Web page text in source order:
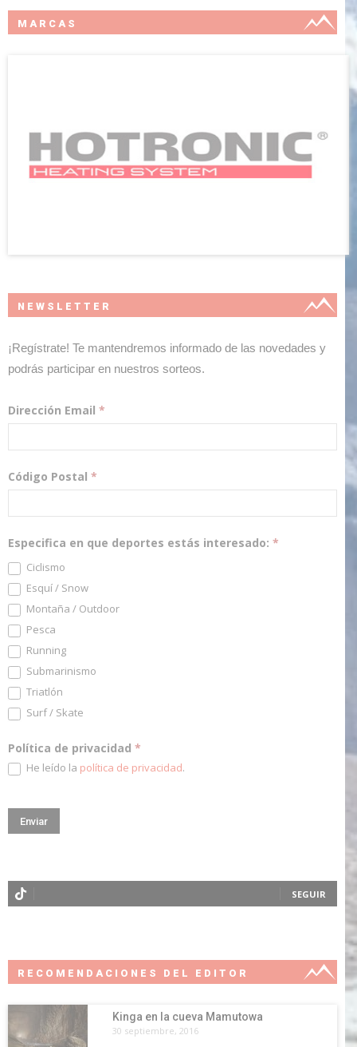
MARCAS
NEWSLETTER
¡Regístrate! Te mantendremos informado de las novedades y
podrás participar en nuestros sorteos.
Dirección Email *
Código Postal *
Especifica en que deportes estás interesado: *
Ciclismo
Esquí / Snow
Montaña / Outdoor
Pesca
Running
Submarinismo
Triatlón
Surf / Skate
Política de privacidad *
He leído la política de privacidad.
SEGUIR
RECOMENDACIONES DEL EDITOR
Kinga en la cueva Mamutowa
30 septiembre, 2016